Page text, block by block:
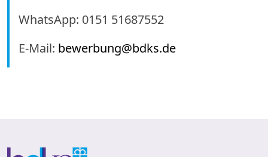
WhatsApp: 0151 51687552
E-Mail: bewerbung@bdks.de